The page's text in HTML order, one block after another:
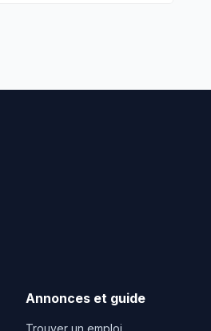
Annonces et guide
Trouver un emploi